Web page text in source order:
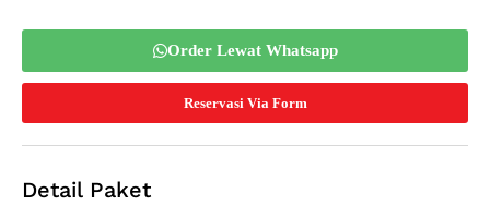
Order Lewat Whatsapp
Reservasi Via Form
Detail Paket